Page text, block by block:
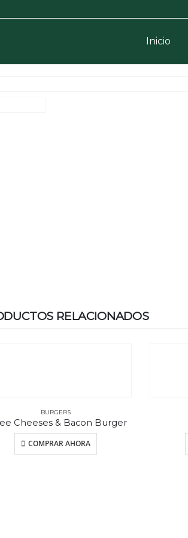
Inicio
RELACIONADOS
BURGERS
Cheeses & Bacon Burger
COMPRAR AHORA